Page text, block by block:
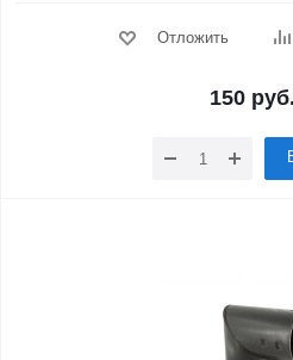
Отложить
150руб.